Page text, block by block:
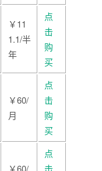
￥11
1.1/半
年
点
击
购
买
￥60/
月
点
击
购
买
￥60/
点
击